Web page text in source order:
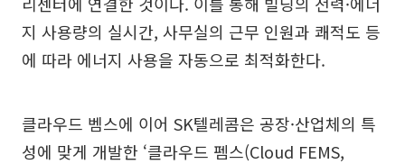
지 사용량의 실시간, 사무실의 근무 인원과 쾌적도 등
에 따라 에너지 사용을 자동으로 최적화한다.
클라우드 벰스에 이어 SK텔레콤은 공장·산업체의 특
성에 맞게 개발한 ‘클라우드 펨스(Cloud FEMS,